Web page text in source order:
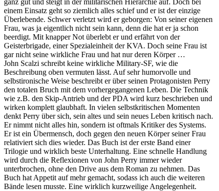
einem Einsatz geht so ziemlich alles schief und er ist der einzige
Überlebende. Schwer verletzt wird er geborgen: Von seiner eigenen
Frau, was ja eigentlich nicht sein kann, denn die hat er ja schon
beerdigt. Mit knapper Not überlebt er und erfährt von der
Geisterbrigade, einer Spezialeinheit der KVA. Doch seine Frau ist
gar nicht seine wirkliche Frau und hat nur deren Körper …
John Scalzi schreibt keine wirkliche Military-SF, wie die
Beschreibung oben vermuten lässt. Auf sehr humorvolle und
selbstironische Weise beschreibt er über seinen Protagonisten Perry
den totalen Bruch mit dem vorhergegangenen Leben. Die Technik
wie z.B. den Skip-Antrieb und der PDA wird kurz beschrieben und
wirken komplett glaubhaft. In vielen selbstkritischen Momenten
denkt Perry über sich, sein altes und sein neues Leben kritisch nach.
Er nimmt nicht alles hin, sondern ist oftmals Kritiker des Systems.
Er ist ein Übermensch, doch gegen den neuen Körper seiner Frau
relativiert sich dies wieder. Das Buch ist der erste Band einer
Trilogie und wirklich beste Unterhaltung. Eine schnelle Handlung
wird durch die Reflexionen von John Perry immer wieder
unterbrochen, ohne den Drive aus dem Roman zu nehmen. Das
Buch hat Appetit auf mehr gemacht, sodass ich auch die weiteren
Bände lesen musste. Eine wirklich kurzweilige Angelegenheit.